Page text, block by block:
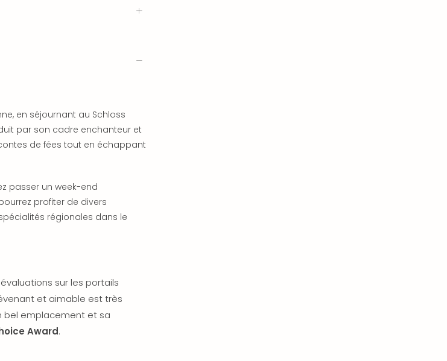
en séjournant au Schloss
par son cadre enchanteur et
de fées tout en échappant
passer un week-end
profiter de divers
régionales dans le
sur les portails
et aimable est très
bel emplacement et sa
Award.